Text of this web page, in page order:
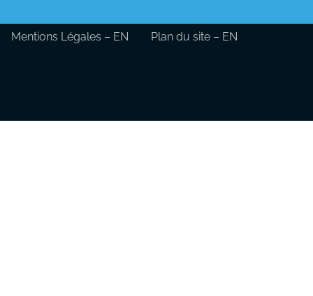
Mentions Légales – EN Plan du site – EN